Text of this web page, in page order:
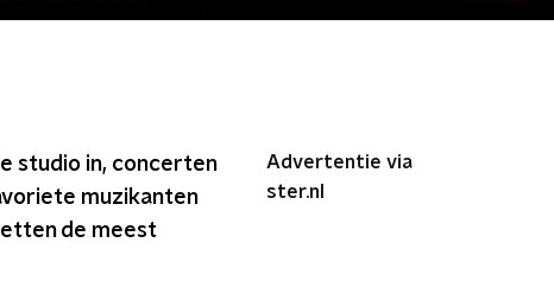
studio in, concerten
muzikanten
de meest
Advertentie via
ster.nl